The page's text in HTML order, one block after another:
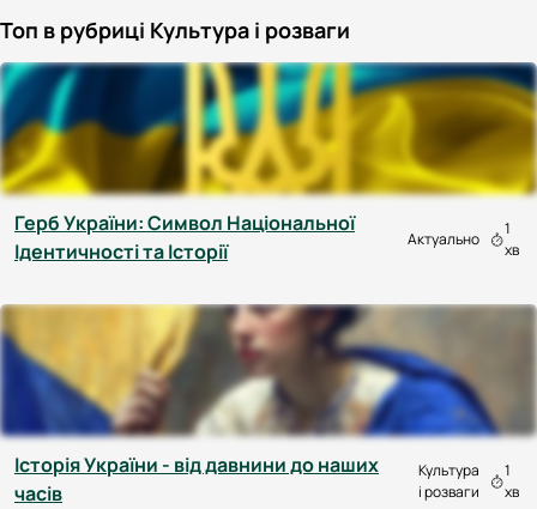
Топ в рубриці Культура і розваги
Герб України: Символ Національної
Ідентичності та Історії
Актуально
1
хв
Історія України - від давнини до наших
часів
Культура
і розваги
1
хв